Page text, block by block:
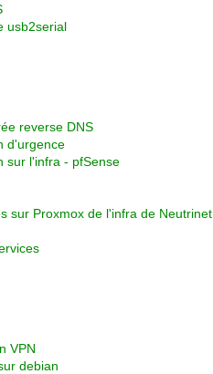
usb2serial
reverse DNS
d'urgence
sur l'infra - pfSense
sur Proxmox de l'infra de Neutrinet
VPN
debian